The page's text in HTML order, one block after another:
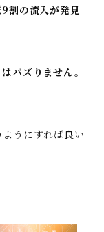
割の流入が発見
バズりません。
うにすれば良い